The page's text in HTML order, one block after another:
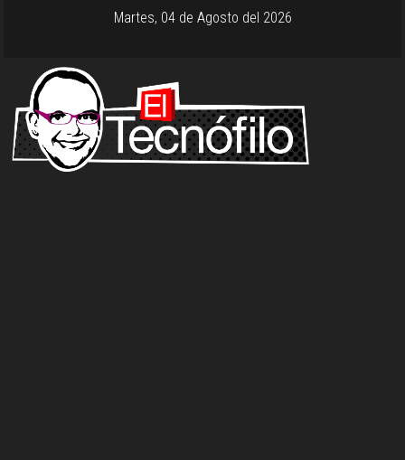
Martes, 04 de Agosto del 2026